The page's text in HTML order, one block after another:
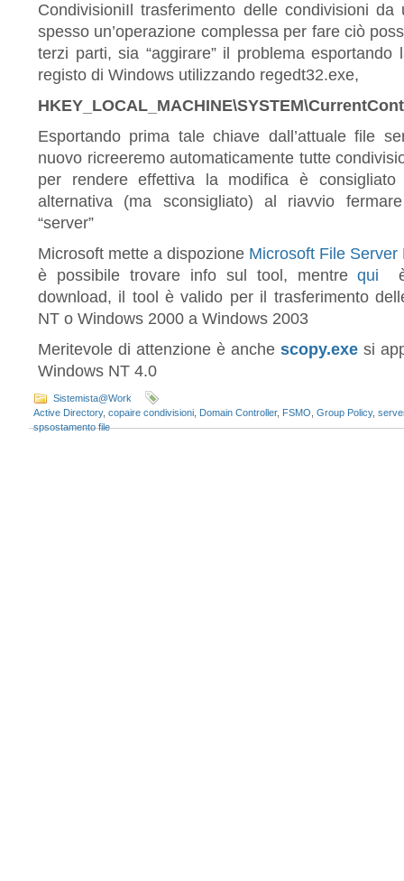
CondivisioniIl trasferimento delle condivisioni
spesso un’operazione complessa per fare ciò
terzi parti, sia “aggirare” il problema esportando
registo di Windows utilizzando regedt32.exe,
Esportando prima tale chiave dall’attuale file
nuovo ricreeremo automaticamente tutte
per rendere effettiva la modifica è
alternativa (ma sconsigliato) al riavvio
“server”
Microsoft mette a dispozione Microsoft File Server
è possibile trovare info sul tool, mentrequi è
download, il tool è valido per il trasferimento
NT o Windows 2000 a Windows 2003
Meritevole di attenzione è anche scopy.exe si
Windows NT 4.0
Sistemista@Work
Active Directory, copaire condivisioni Domain Controller, FSMO Group Policy,
spsostamento file